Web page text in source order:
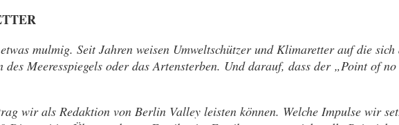
mulmig. Seit Jahren weisen Umweltschützer und Klimaretter auf die
Meeresspiegels oder das Artensterben. Und darauf, dass der „Point of
wir als Redaktion von Berlin Valley leisten können. Welche Impulse wir